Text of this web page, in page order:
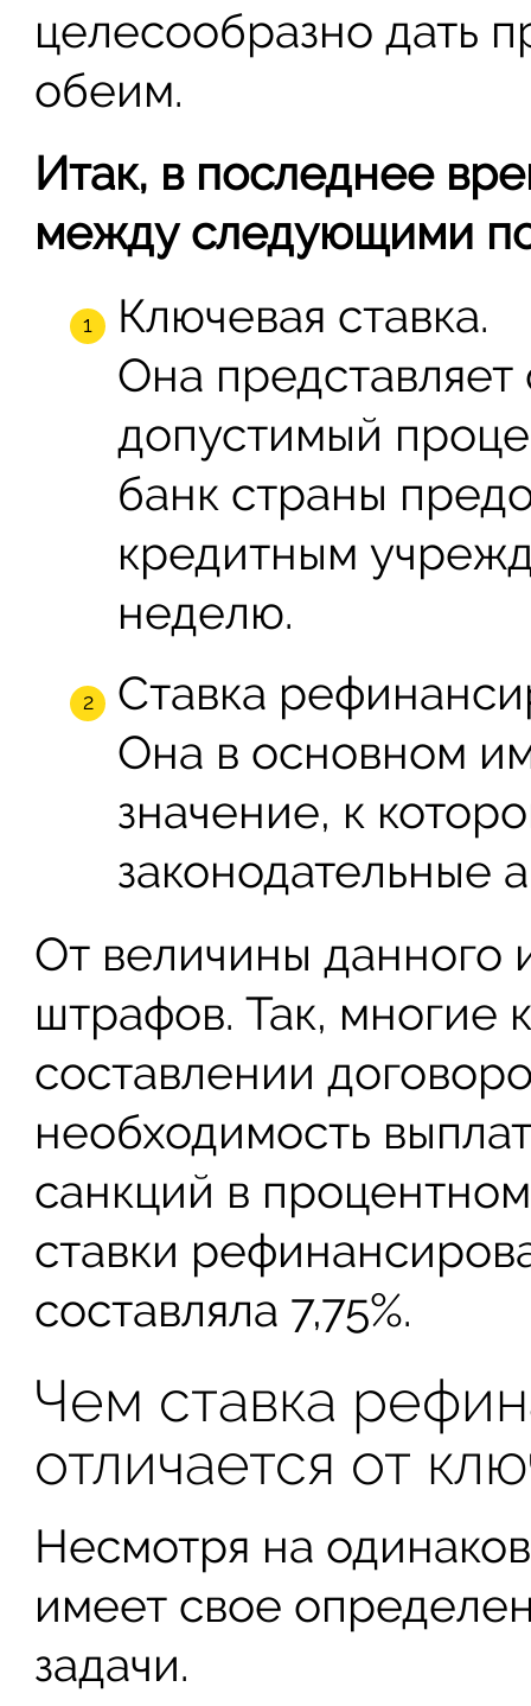
целесообразно дать
обеим.
Итак, в последнее
между следующими
Ключевая ставка.
Она
допустимый
банк страны
кредитным
неделю.
Ставка
Она в основном
значение, к
законодательные
От величины данного
штрафов. Так, многие
составлении
необходимость
санкций в
ставки
составляла 7,75%.
Чем ставка
отличается от
Несмотря на
имеет свое
задачи.